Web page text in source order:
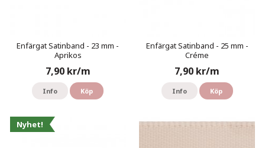
Enfärgat Satinband - 23 mm -
Aprikos
7,90 kr/m
Info Köp
Enfärgat Satinband - 25 mm -
Créme
7,90 kr/m
Info Köp
Nyhet!